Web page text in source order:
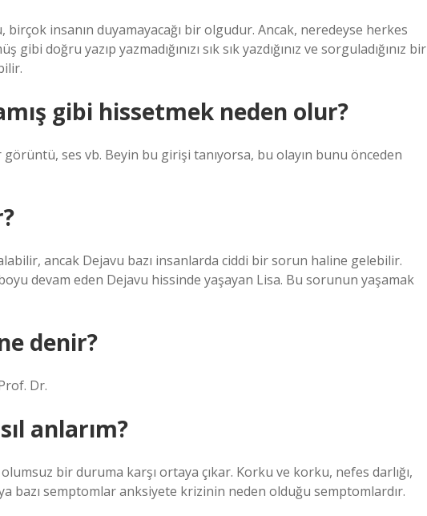
birçok insanın duyamayacağı bir olgudur. Ancak, neredeyse herkes
doğru yazıp yazmadığınızı sık sık yazdığınız ve sorguladığınız bir
gibi hissetmek neden olur?
ses vb. Beyin bu girişi tanıyorsa, bu olayın bunu önceden
ancak Dejavu bazı insanlarda ciddi bir sorun haline gelebilir.
devam eden Dejavu hissinde yaşayan Lisa. Bu sorunun yaşamak
denir?
Dr.
anlarım?
bir duruma karşı ortaya çıkar. Korku ve korku, nefes darlığı,
bazı semptomlar anksiyete krizinin neden olduğu semptomlardır.